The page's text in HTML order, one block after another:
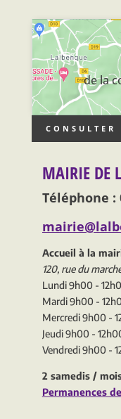
de la
CONSULTER
MAIRIE DE
Téléphone :
Accueil à la
120, rue du
Lundi 9h00 -
Mardi 9h00 -
Mercredi 9h00 -
Jeudi 9h00 -
Vendredi 9h00 -
2 samedis /
Permanences